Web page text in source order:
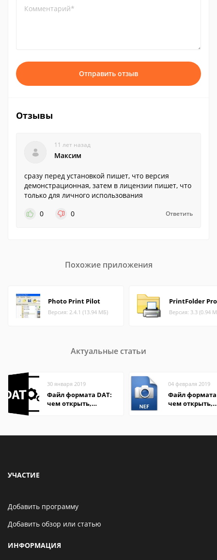
Комментарий*
Отправить отзыв
Отзывы
11 лет назад
Максим
сразу перед установкой пишет, что версия
демонстрационная, затем в лицензии пишет, что
только для личного использования
0
0 Ответить
Похожие приложения
Photo Print Pilot
Версия: 2.4.1 (13.94 МБ)
PrintFolder Pro
Версия: 3.3 (0.94
Актуальные статьи
30 января 2019
Файл формата DAT:
чем открыть,
04 февраля 2019
Файл формата
чем открыть,
УЧАСТИЕ
Добавить программу
Добавить обзор или статью
ИНФОРМАЦИЯ